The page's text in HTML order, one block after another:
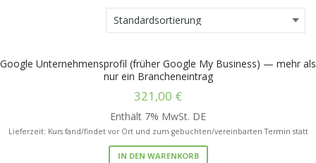
Google Unternehmensprofil (früher Google My Business) — mehr als
nur ein Brancheneintrag
321,00 €
Enthält 7% MwSt. DE
Lieferzeit: Kurs fand/findet vor Ort und zum gebuchten/vereinbarten Termin statt
IN DEN WARENKORB